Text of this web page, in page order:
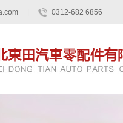
0312-682 6856